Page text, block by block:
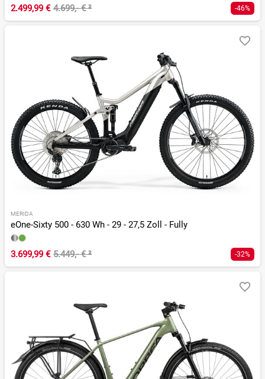
2.499,99 € 4.699,- €² -46%
MERIDA
eOne-Sixty 500 - 630 Wh - 29 - 27,5 Zoll - Fully
3.699,99 € 5.449,- €² -32%